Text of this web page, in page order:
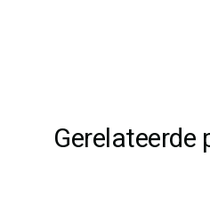
Gerelateerde